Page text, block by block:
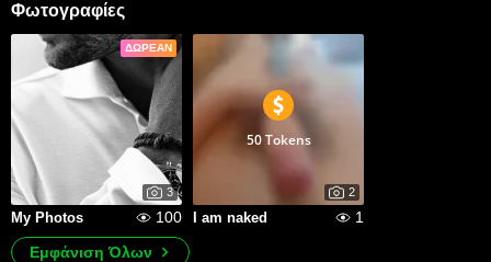
Φωτογραφίες
ΔΩΡΕΆΝ
3
My Photos 100
50 Tokens
2
I am naked
1
Εμφάνιση Όλων